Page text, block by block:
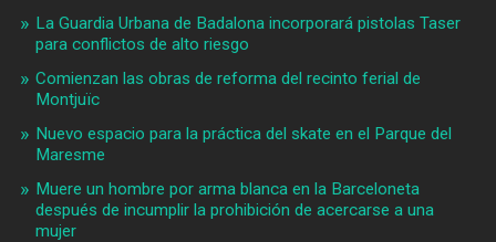
La Guardia Urbana de Badalona incorporará pistolas Taser
para conflictos de alto riesgo
Comienzan las obras de reforma del recinto ferial de
Montjuïc
Nuevo espacio para la práctica del skate en el Parque del
Maresme
Muere un hombre por arma blanca en la Barceloneta
después de incumplir la prohibición de acercarse a una
mujer